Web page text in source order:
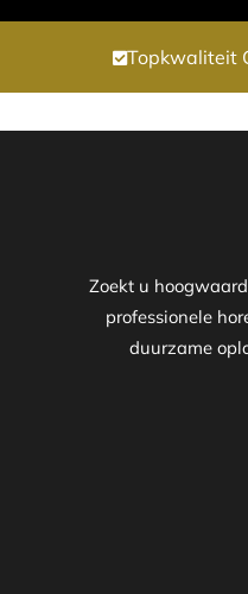
Topkwaliteit
Zoekt u
professionele
duurzame